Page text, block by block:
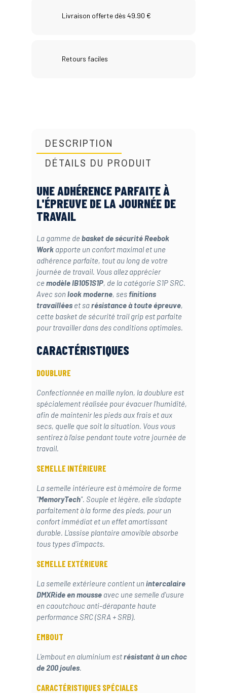
Livraison offerte dès 49.90 €
Retours faciles
DESCRIPTION
DÉTAILS DU PRODUIT
UNE ADHÉRENCE PARFAITE À
L'ÉPREUVE DE LA JOURNÉE DE
TRAVAIL
La gamme de basket de sécurité Reebok
Workapporte un confort maximal et une
adhérence parfaite, tout au long de votre
journée de travail. Vous allez apprécier
ce modèle IB1051S1P, de la catégorie S1P SRC.
Avec son look moderne, ses finitions
travailléeset sarésistance à toute épreuve,
cette basket de sécurité trail grip est parfaite
pour travailler dans des conditions optimales.
CARACTÉRISTIQUES
DOUBLURE
Confectionnée en maille nylon, la doublure est
spécialement réalisée pour évacuer l'humidité,
afin de maintenir les pieds aux frais et aux
secs, quelle que soit la situation. Vous vous
sentirez à l'aise pendant toute votre journée de
travail.
SEMELLE INTÉRIEURE
La semelle intérieure est à mémoire de forme
"MemoryTech". Souple et légère, elle s'adapte
parfaitement à la forme des pieds, pour un
confort immédiat et un effet amortissant
durable. L'assise plantaire amovible absorbe
tous types d'impacts.
SEMELLE EXTÉRIEURE
La semelle extérieure contient un intercalaire
DMXRide en mousseavec une semelle d'usure
en caoutchouc anti-dérapante haute
performance SRC (SRA + SRB).
EMBOUT
L'embout en aluminium estrésistant à un choc
de 200 joules.
CARACTÉRISTIQUES SPÉCIALES